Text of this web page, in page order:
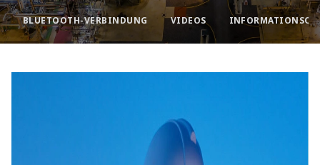
BLUETOOTH-VERBINDUNG VIDEOS